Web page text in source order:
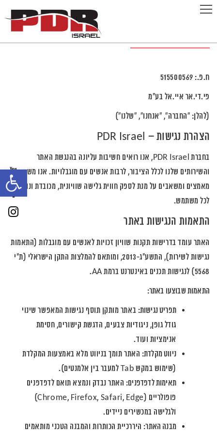
פתח
סרגל
נגישות
ח.פ.: 515500569
פי.די.אר איי.אל בע״מ
(להלן: “החברה”, “אנחנו”, “שלנו”)
הצהרת נגישות – PDR Israel
בחברת PDR Israel, אנו רואים חשיבות עליונה בהנגשת האתר
והשירותים שלנו לכלל הציבור, לרבות אנשים עם מוגבלויות. אנו משקיעים
מאמצים ומשאבים על מנת לספק חווית גלישה שוויונית, מכובדת ונוחה
לכל משתמש.
התאמות הנגישות באתר
האתר עומד בדרישות תקנות שוויון זכויות לאנשים עם מוגבלות (התאמות
נגישות לשירות), התשע"ג-2013, ומותאם להמלצות התקן הישראלי (ת"י
5568) לנגישות תכנים באינטרנט ברמת AA.
התאמות שבוצעו באתר:
תפריט נגישות: באתר מותקן תוסף נגישות המאפשר שינוי
גודל גופן, ניגודיות צבעים, הדגשת קישורים, חסימת
אנימציות ועוד.
ניווט מקלדת: האתר תומך בניווט מלא באמצעות המקלדת
(שימוש במקש Tab למעבר בין אלמנטים).
תאימות לדפדפנים: האתר נבדק ונמצא תואם לדפדפנים
פופולריים (Chrome, Firefox, Safari, Edge)
ולגלישה במכשירים ניידים.
מבנה האתר: היררכיית הכותרות והמבנה הטכני מותאמים